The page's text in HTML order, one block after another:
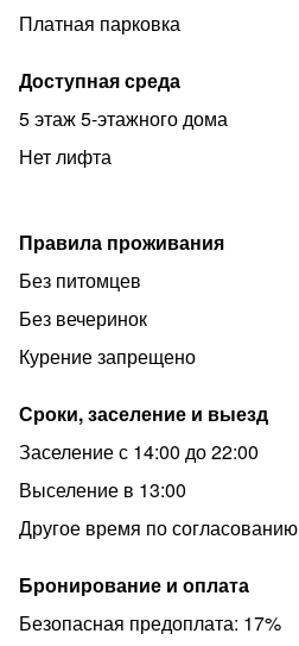
Платная парковка
Доступная среда
5 этаж 5-этажного дома
Нет лифта
Правила проживания
Без питомцев
Без вечеринок
Курение запрещено
Сроки, заселение и выезд
Заселение с 14:00 до 22:00
Выселение в 13:00
Другое время по согласованию
Бронирование и оплата
Безопасная предоплата: 17%